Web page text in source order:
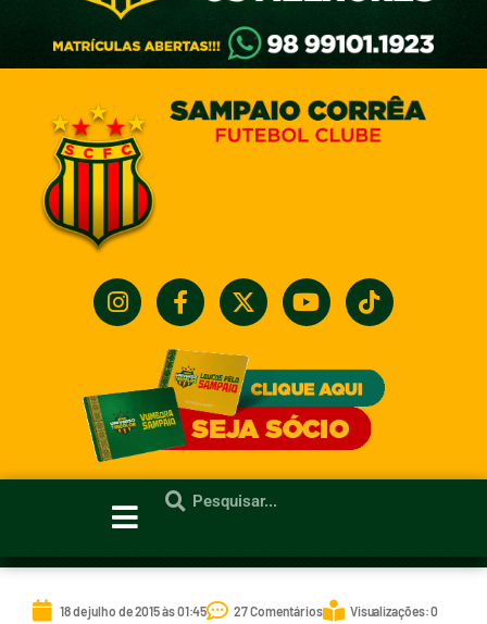
18 de julho de 2015 às 01:45 27 Comentários Visualizações: 0